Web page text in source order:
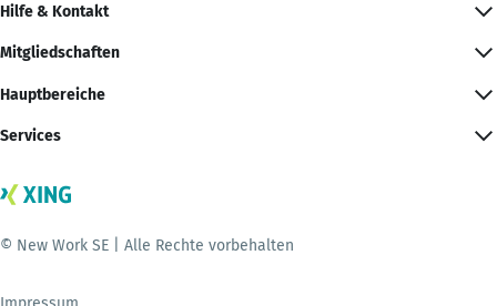
Hilfe & Kontakt
Mitgliedschaften
Hauptbereiche
Services
© New Work SE | Alle Rechte vorbehalten